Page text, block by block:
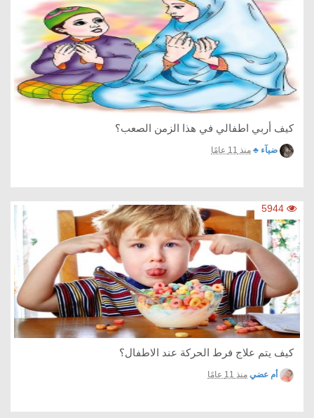
كيف أربي اطفالي في هذا الزمن الصعب؟
ضيآء ♣ منذ 11 عامًا
5944
كيف يتم علاج فرط الحركة عند الاطفال؟
أم عضي منذ 11 عامًا